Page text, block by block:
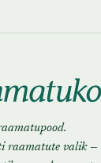
raamatute valik —